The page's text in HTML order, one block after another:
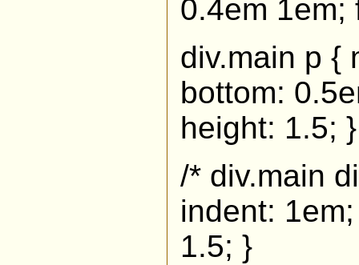
0.4em 1em;
div.main p {
bottom:
height: 1.5; }
/* div.main
indent:
1.5; }